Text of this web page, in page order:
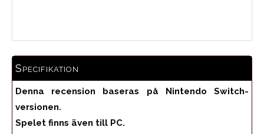
Specifikation
Denna recension baseras på Nintendo Switch-
versionen.
Spelet finns även till PC.